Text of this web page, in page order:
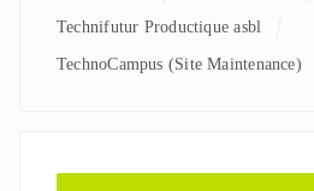
Technifutur Productique asbl
TechnoCampus (Site Maintenance)